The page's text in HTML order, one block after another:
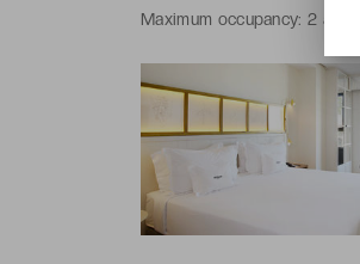
Maximum occupancy: 2